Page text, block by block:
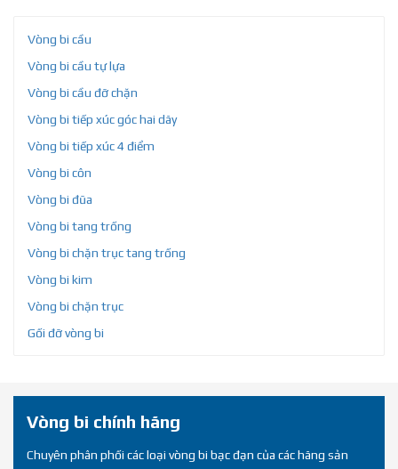
Vòng bi cầu
Vòng bi cầu tự lựa
Vòng bi cầu đỡ chặn
Vòng bi tiếp xúc góc hai dãy
Vòng bi tiếp xúc 4 điểm
Vòng bi côn
Vòng bi đũa
Vòng bi tang trống
Vòng bi chặn trục tang trống
Vòng bi kim
Vòng bi chặn trục
Gối đỡ vòng bi
Vòng bi chính hãng
Chuyên phân phối các loại vòng bi bạc đạn của các hãng sản